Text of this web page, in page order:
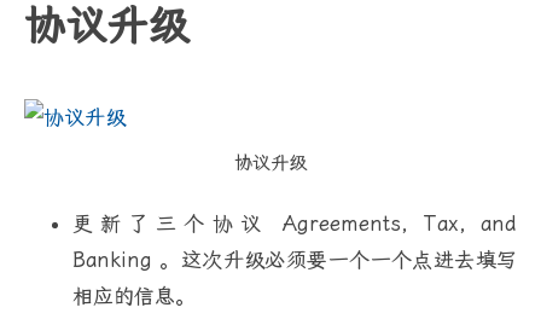
协议升级
协议升级
更新了三个协议 Agreements, Tax, and
Banking 。这次升级必须要一个一个点进去填写
相应的信息。